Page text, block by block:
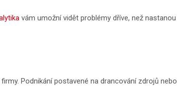
vám umožní vidět problémy dříve, než nastanou
Podnikání postavené na drancování zdrojů nebo